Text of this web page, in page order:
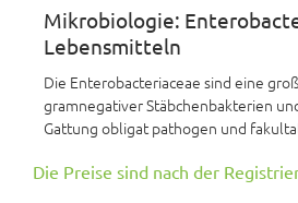
Mikrobiologie:
Lebensmitteln
Die Enterobacteriaceae sind eine
gramnegativer Stäbchenbakterien
Gattung obligat pathogen und
Die Preise sind nach der